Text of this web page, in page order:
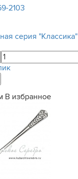
2103
серия "Классика"
В избранное